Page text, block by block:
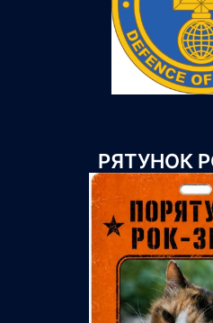
РЯТУНОК